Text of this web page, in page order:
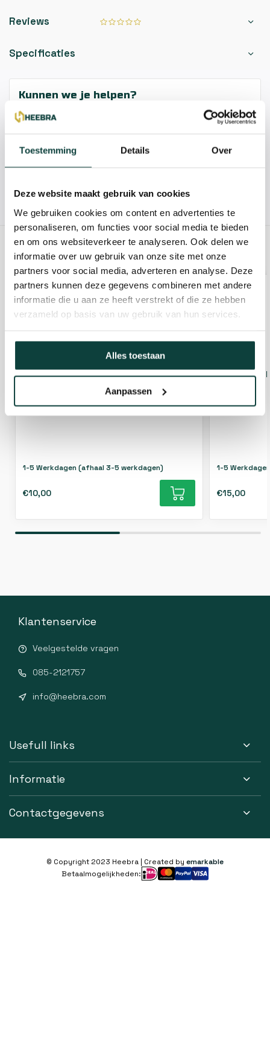
Toestemming Details Over
Deze website maakt gebruik van cookies
We gebruiken cookies om content en advertenties te
personaliseren, om functies voor social media te bieden
en om ons websiteverkeer te analyseren. Ook delen we
informatie over uw gebruik van onze site met onze
partners voor social media, adverteren en analyse. Deze
partners kunnen deze gegevens combineren met andere
informatie die u aan ze heeft verstrekt of die ze hebben
verzameld op basis van uw gebruik van hun services.
Alles toestaan
Aanpassen
Reviews
Specificaties
Kunnen we je helpen?
info@heebra.com
Hovenier of klusbedrijf? Neem contact met ons op voor
10% korting!
GERELATEERDE PRODUCTEN
Bamboestokken verschillende maten
Soort hout Bamboe
1-5 Werkdagen (afhaal 3-5 werkdagen)
€10,00
Soort hout
1-5
€15,00
Klantenservice
Veelgestelde vragen
085-2121757
info@heebra.com
Usefull links
Informatie
Contactgegevens
© Copyright 2023 Heebra | Created by emarkable
Betaalmogelijkheden: